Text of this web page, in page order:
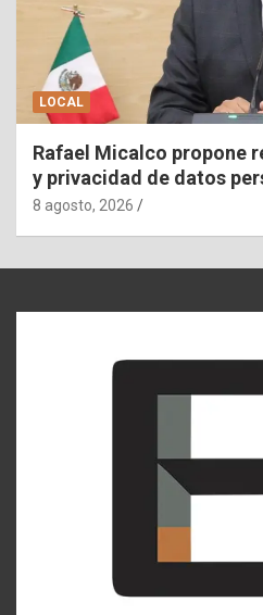
LOCAL
Rafael Micalco propone
y privacidad de datos
8 agosto, 2026